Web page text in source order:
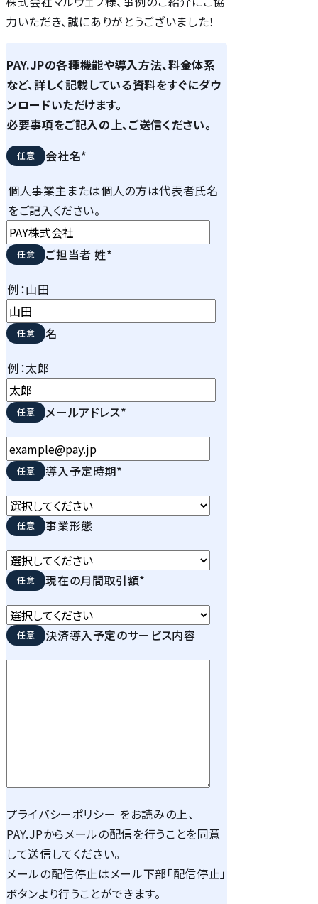
力いただき、誠にありがとうございました！
PAY.JPの各種機能や導入方法、料金体系
など、詳しく記載している資料をすぐにダウ
ンロードいただけます。
必要事項をご記入の上、ご送信ください。
会社名*
個人事業主または個人の方は代表者氏名
をご記入ください。
ご担当者 姓*
例：山田
名
例：太郎
メールアドレス*
導入予定時期*
事業形態
現在の月間取引額*
決済導入予定のサービス内容
プライバシーポリシー をお読みの上、
PAY.JPからメールの配信を行うことを同意
して送信してください。
メールの配信停止はメール下部「配信停止」
ボタンより行うことができます。